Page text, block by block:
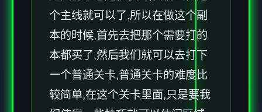
个主线就可以了,所以在做这个副
本的时候,首先去把那个需要打的
本都买了,然后我们就可以去打下
一个普通关卡,普通关卡的难度比
较简单,在这个关卡里面,只是要我